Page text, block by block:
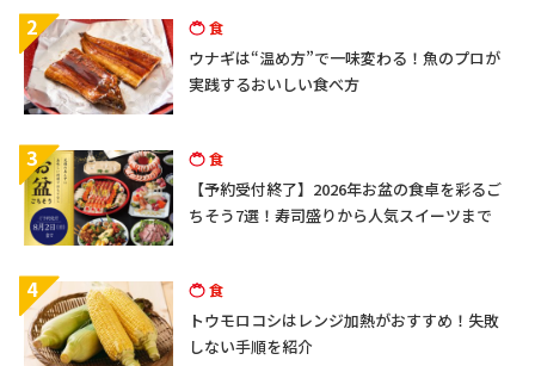
2 食
ウナギは“温め方”で一味変わる！魚のプロが
実践するおいしい食べ方
3 食
【予約受付終了】2026年お盆の食卓を彩るご
ちそう7選！寿司盛りから人気スイーツまで
4 食
トウモロコシはレンジ加熱がおすすめ！失敗
しない手順を紹介